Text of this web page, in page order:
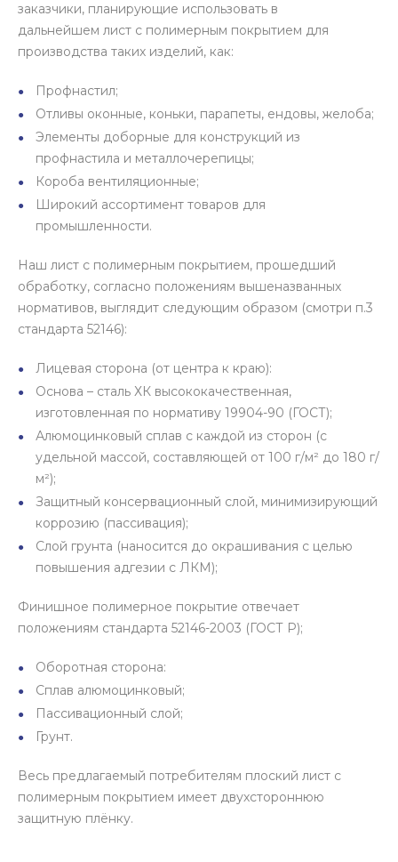
заказчики, планирующие использовать в
дальнейшем лист с полимерным покрытием для
производства таких изделий, как:
Профнастил;
Отливы оконные, коньки, парапеты, ендовы, желоба;
Элементы доборные для конструкций из
профнастила и металлочерепицы;
Короба вентиляционные;
Широкий ассортимент товаров для
промышленности.
Наш лист с полимерным покрытием, прошедший
обработку, согласно положениям вышеназванных
нормативов, выглядит следующим образом (смотри п.3
стандарта 52146):
Лицевая сторона (от центра к краю):
Основа – сталь ХК высококачественная,
изготовленная по нормативу 19904-90 (ГОСТ);
Алюмоцинковый сплав с каждой из сторон (с
удельной массой, составляющей от 100 г/м² до 180 г/
м²);
Защитный консервационный слой, минимизирующий
коррозию (пассивация);
Слой грунта (наносится до окрашивания с целью
повышения адгезии с ЛКМ);
Финишное полимерное покрытие отвечает
положениям стандарта 52146-2003 (ГОСТ Р);
Оборотная сторона:
Сплав алюмоцинковый;
Пассивационный слой;
Грунт.
Весь предлагаемый потребителям плоский лист с
полимерным покрытием имеет двухстороннюю
защитную плёнку.